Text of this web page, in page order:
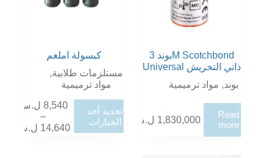
كبسولة املغم
مستلزمات طلابية,
مواد ترميمية
8,540 ل.س
–
14,640 ل.س
نطاق
تحديد أحد
الخيارات
هناك
من
بوند 3M Scotchbond
Universal ذاتي التخريش
بوند, مواد ترميمية
1,830,000 ل.س
Read
more